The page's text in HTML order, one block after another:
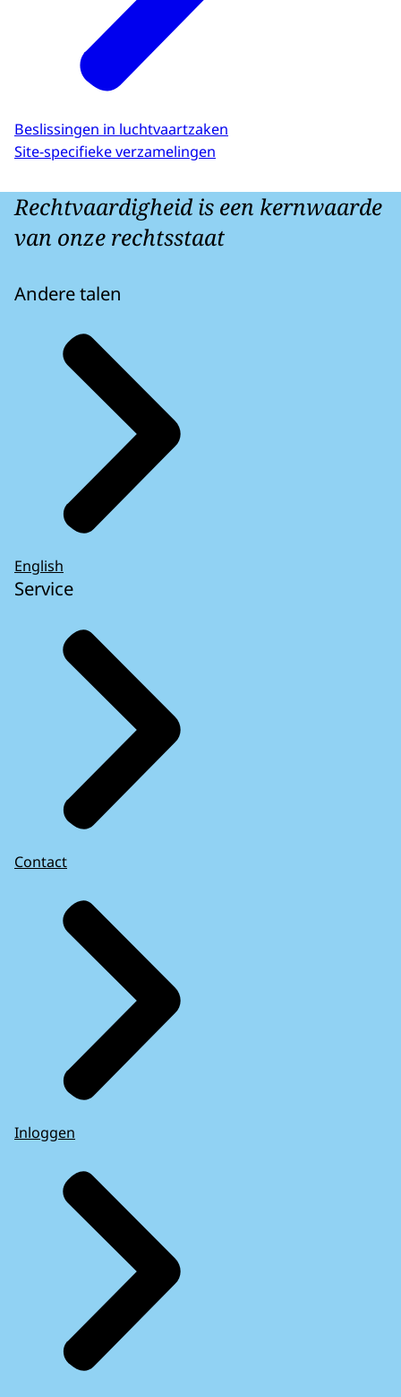
Beslissingen in luchtvaartzaken
Site-specifieke verzamelingen
Rechtvaardigheid is een kernwaarde
van onze rechtsstaat
Andere talen
English
Service
Contact
Inloggen